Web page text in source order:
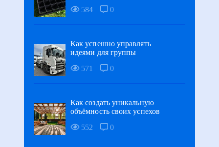
584
0
Как успешно управлять
идеями для группы
571
0
Как создать уникальную
объёмность своих успехов
552
0